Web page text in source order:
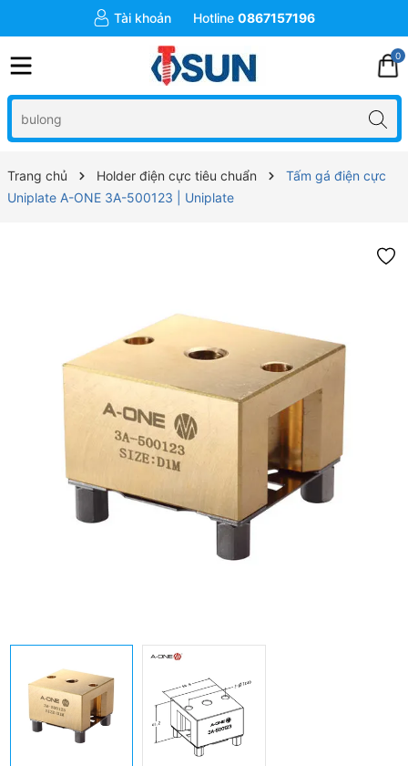
Tài khoản Hotline 0867157196
0
Trang chủ Holder điện cực tiêu chuẩn
Tấm gá điện cực
Uniplate A-ONE 3A-500123 | Uniplate